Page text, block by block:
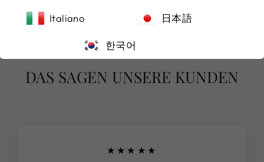
wählen und sich gleichzeitig auf einen sicheren
Versand verlassen.
DAS SAGEN UNSERE KUNDEN
★★★★★
Italiano 日本語
한국어